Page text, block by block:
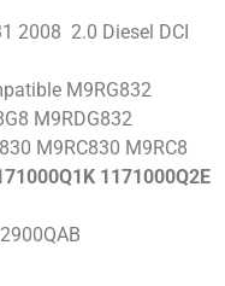
2008 2.0 Diesel DCI
M9RG832
M9RDG832
M9RC830 M9RC8
1171000Q2E